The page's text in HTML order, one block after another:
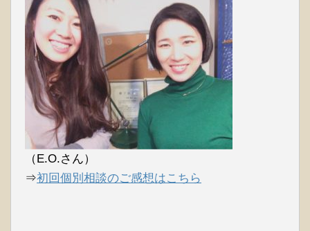
（E.O.さん）
⇒初回個別相談のご感想はこちら